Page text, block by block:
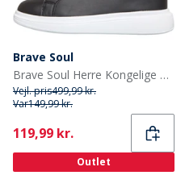
Brave Soul
Brave Soul Herre Kongelige Sneakers Sort/Hvid
Vejl. pris499,99 kr.
Var149,99 kr.
Current
119,99 kr.
Outlet